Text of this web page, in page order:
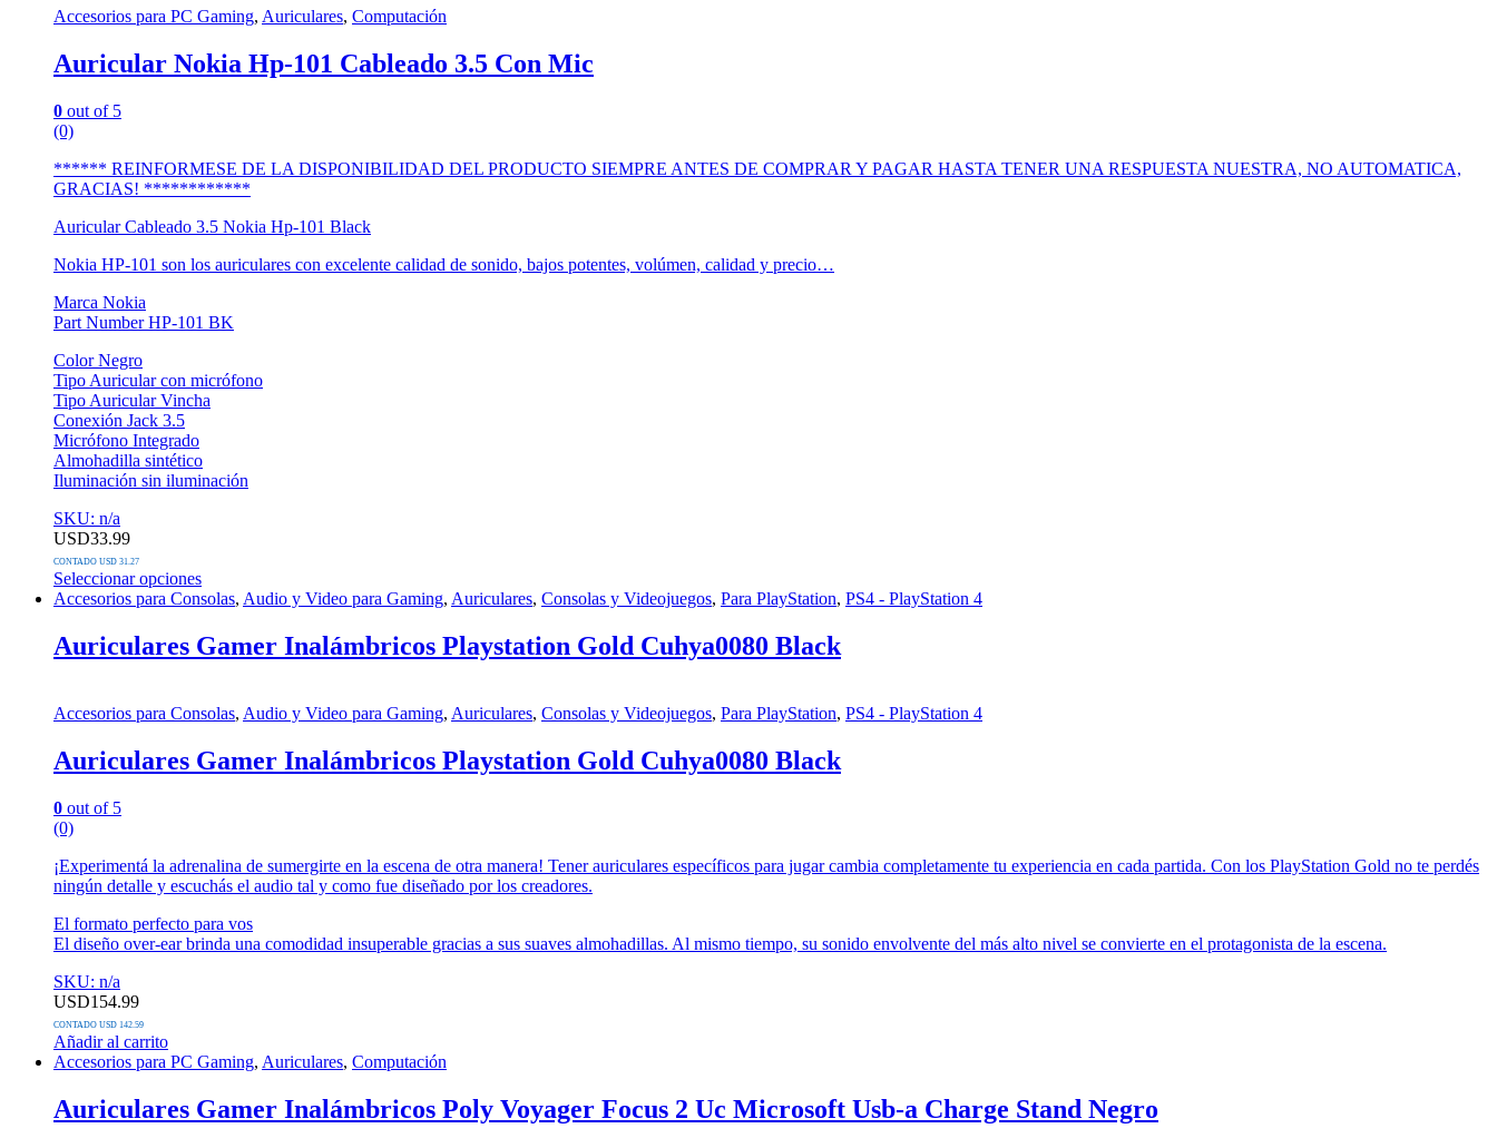
opciones
pueden
elegir
en
la
página
de
producto
Accesorios para PC Gaming, Auriculares, Computación
Auricular Nokia Hp-101 Cableado 3.5 Con Mic
0 out of 5
(0)
****** REINFORMESE DE LA DISPONIBILIDAD DEL PRODUCTO SIEMPRE ANTES DE COMPRAR Y PAGAR HASTA TENER UNA RESPUESTA NUESTRA, NO AUTOMATICA,
GRACIAS! ************
Auricular Cableado 3.5 Nokia Hp-101 Black
Nokia HP-101 son los auriculares con excelente calidad de sonido, bajos potentes, volúmen, calidad y precio…
Marca Nokia
Part Number HP-101 BK
Color Negro
Tipo Auricular con micrófono
Tipo Auricular Vincha
Conexión Jack 3.5
Micrófono Integrado
Almohadilla sintético
Iluminación sin iluminación
SKU: n/a
USD33.99
CONTADO USD 31.27
Seleccionar opciones
Este
tiene
múltiples
opciones
pueden
elegir
en
la
página
de
producto
Accesorios para Consolas, Audio y Video para Gaming, Auriculares, Consolas y Videojuegos, Para PlayStation, PS4 - PlayStation 4
Auriculares Gamer Inalámbricos Playstation Gold Cuhya0080 Black
Accesorios para Consolas, Audio y Video para Gaming, Auriculares, Consolas y Videojuegos, Para PlayStation, PS4 - PlayStation 4
Auriculares Gamer Inalámbricos Playstation Gold Cuhya0080 Black
0 out of 5
(0)
¡Experimentá la adrenalina de sumergirte en la escena de otra manera! Tener auriculares específicos para jugar cambia completamente tu experiencia en cada partida. Con los PlayStation Gold no te perdés
ningún detalle y escuchás el audio tal y como fue diseñado por los creadores.
El formato perfecto para vos
El diseño over-ear brinda una comodidad insuperable gracias a sus suaves almohadillas. Al mismo tiempo, su sonido envolvente del más alto nivel se convierte en el protagonista de la escena.
SKU: n/a
USD154.99
CONTADO USD 142.59
Añadir al carrito
Accesorios para PC Gaming, Auriculares, Computación
Auriculares Gamer Inalámbricos Poly Voyager Focus 2 Uc Microsoft Usb-a Charge Stand Negro